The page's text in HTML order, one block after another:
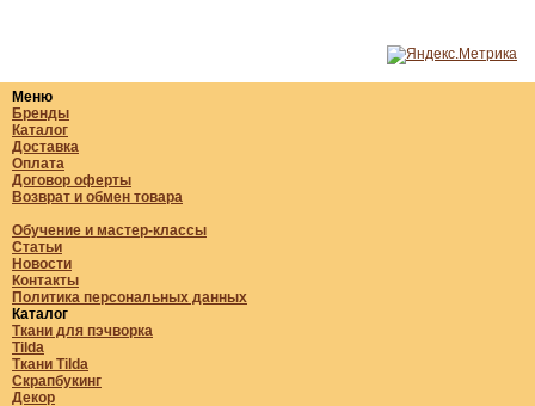
Меню
Бренды
Каталог
Доставка
Оплата
Договор оферты
Возврат и обмен товара
Обучение и мастер-классы
Статьи
Новости
Контакты
Политика персональных данных
Каталог
Ткани для пэчворка
Tilda
Ткани Tilda
Скрапбукинг
Декор